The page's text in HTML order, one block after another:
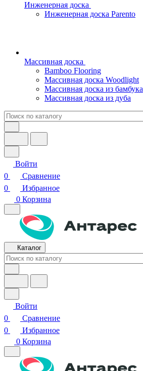
Инженерная доска
Инженерная доска Parento
Массивная доска
Bamboo Flooring
Массивная доска Woodlight
Массивная доска из бамбука
Массивная доска из дуба
Войти
0
Сравнение
0
Избранное
0 Корзина
Каталог
Войти
0
Сравнение
0
Избранное
0 Корзина